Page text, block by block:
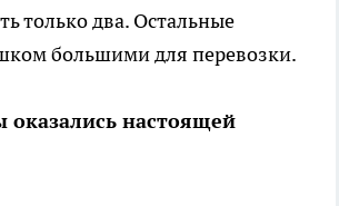
только два. Остальные
большими для перевозки.
оказались настоящей